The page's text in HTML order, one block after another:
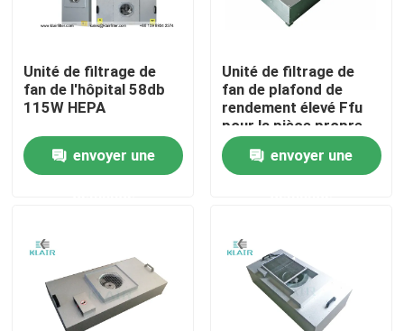
Maison
Au sujet de nous
Unité de filtrage de
fan de l'hôpital 58db
115W HEPA
envoyer une
Unité de filtrage de
fan de plafond de
rendement élevé Ffu
pour la pièce propre
protégée de la
poussièreenvoyer une